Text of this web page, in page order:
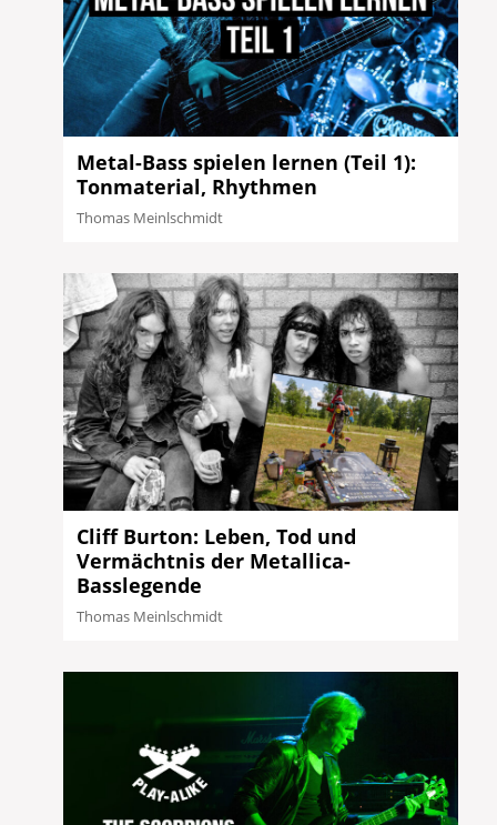
Metal-Bass spielen lernen (Teil 1):
Tonmaterial, Rhythmen
Thomas Meinlschmidt
Cliff Burton: Leben, Tod und
Vermächtnis der Metallica-
Basslegende
Thomas Meinlschmidt